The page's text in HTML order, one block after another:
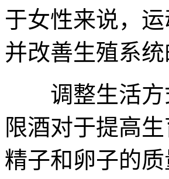
于女性来说，
并改善生殖系统
调整生活方
限酒对于提高
精子和卵子的